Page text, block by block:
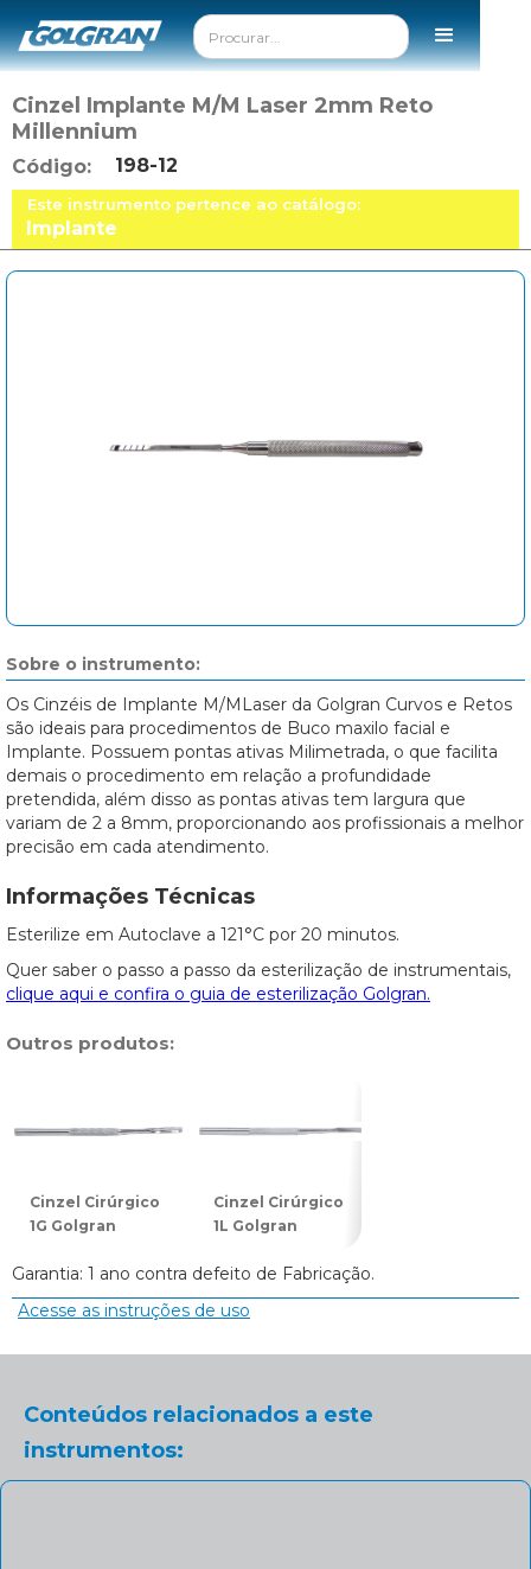
Cinzel Implante M/M Laser 2mm Reto
Millennium
Código: 198-12
Este instrumento pertence ao catálogo:
Implante
Sobre o instrumento:
Os Cinzéis de Implante M/MLaser da Golgran Curvos e Retos
são ideais para procedimentos de Buco maxilo facial e
Implante. Possuem pontas ativas Milimetrada, o que facilita
demais o procedimento em relação a profundidade
pretendida, além disso as pontas ativas tem largura que
variam de 2 a 8mm, proporcionando aos profissionais a melhor
precisão em cada atendimento.
Informações Técnicas
Esterilize em Autoclave a 121°C por 20 minutos.
Quer saber o passo a passo da esterilização de instrumentais,
clique aqui e confira o guia de esterilização Golgran.
Outros produtos:
Cinzel Cirúrgico
1G Golgran
Cinzel Cirúrgico
1L Golgran
Garantia: 1 ano contra defeito de Fabricação.
Acesse as instruções de uso
Conteúdos relacionados a este
instrumentos: